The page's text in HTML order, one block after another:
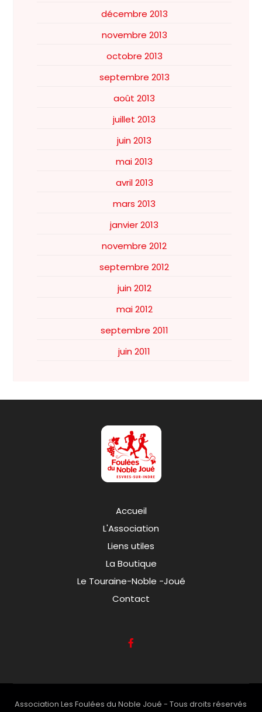
décembre 2013
novembre 2013
octobre 2013
septembre 2013
août 2013
juillet 2013
juin 2013
mai 2013
avril 2013
mars 2013
janvier 2013
novembre 2012
septembre 2012
juin 2012
mai 2012
septembre 2011
juin 2011
Accueil
L'Association
Liens utiles
La Boutique
Le Touraine-Noble -Joué
Contact
Association Les Foulées du Noble Joué - Tous droits réservés